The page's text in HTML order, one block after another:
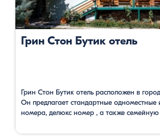
Грин Стон Бутик отель
Грин Стон Бутик отель расположен в
Он предлагает стандартные одноместные
номера, делюкс номер , а также